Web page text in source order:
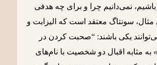
باشیم، نمی‌دانیم چرا و برای چه هدفی
مثال، سونتاگ معتقد است که الیزابت و
یکی باشند: “صحبت کردن در
به مثابه اقبال دو شخصیت با نام‌های